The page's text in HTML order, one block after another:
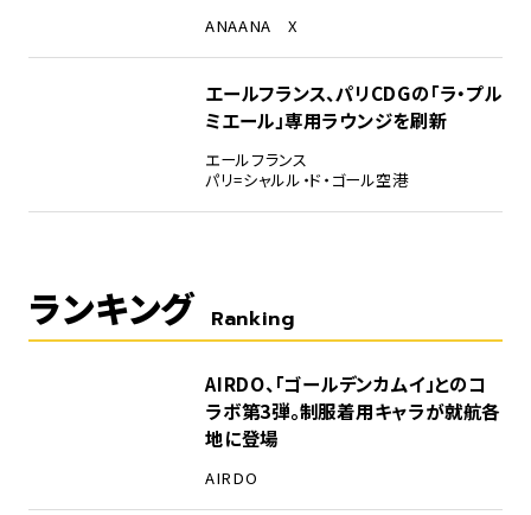
ANAANA X
エールフランス、パリCDGの「ラ・プル
ミエール」専用ラウンジを刷新
エールフランス
パリ=シャルル・ド・ゴール空港
ランキング Ranking
AIRDO、「ゴールデンカムイ」とのコ
ラボ第3弾。制服着用キャラが就航各
地に登場
AIRDO